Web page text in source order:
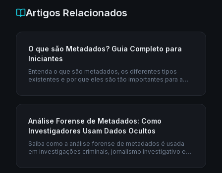
Artigos Relacionados
O que são Metadados? Guia Completo para
Iniciantes
Entenda o que são metadados, os diferentes tipos
existentes e por que eles são tão importantes para a
Análise Forense de Metadados: Como
Investigadores Usam Dados Ocultos
Saiba como a análise forense de metadados é usada
em investigações criminais, jornalismo investigativo e